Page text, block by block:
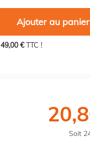
Ajouter au panier
49,00 €TTC !
Soit